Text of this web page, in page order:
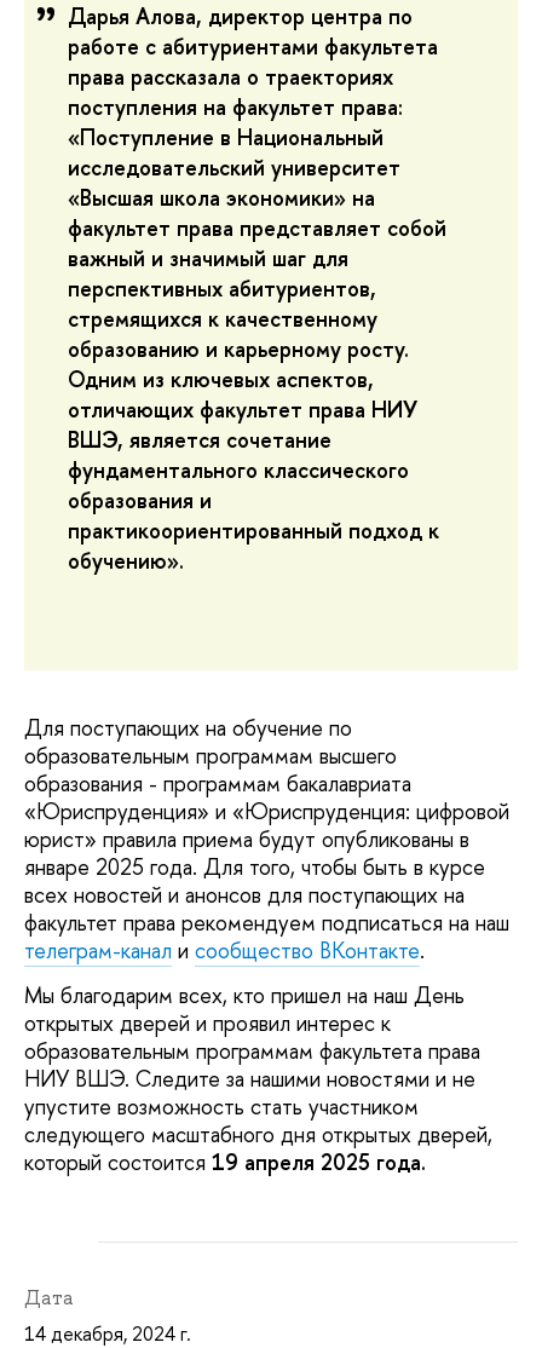
Дарья Алова, директор центра по
работе с абитуриентами факультета
права рассказала о траекториях
поступления на факультет права:
«Поступление в Национальный
исследовательский университет
«Высшая школа экономики» на
факультет права представляет собой
важный и значимый шаг для
перспективных абитуриентов,
стремящихся к качественному
образованию и карьерному росту.
Одним из ключевых аспектов,
отличающих факультет права НИУ
ВШЭ, является сочетание
фундаментального классического
образования и
практикоориентированный подход к
обучению».
Для поступающих на обучение по
образовательным программам высшего
образования - программам бакалавриата
«Юриспруденция» и «Юриспруденция: цифровой
юрист» правила приема будут опубликованы в
январе 2025 года. Для того, чтобы быть в курсе
всех новостей и анонсов для поступающих на
факультет права рекомендуем подписаться на наш
телеграм-канал и сообщество ВКонтакте.
Мы благодарим всех, кто пришел на наш День
открытых дверей и проявил интерес к
образовательным программам факультета права
НИУ ВШЭ. Следите за нашими новостями и не
упустите возможность стать участником
следующего масштабного дня открытых дверей,
который состоится 19 апреля 2025 года.
Дата
14 декабря, 2024 г.